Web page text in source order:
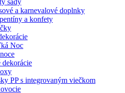
a karnevalové doplnky
a konfety
Noc
dekorácie
PP s integrovaným viečkom